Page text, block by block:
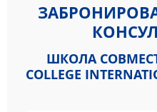
ШКОЛА
COLLEGE